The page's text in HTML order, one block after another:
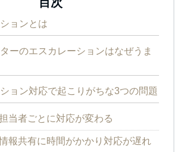
ョンとは
ーのエスカレーションはなぜうま
ョン対応で起こりがちな3つの問題
当者ごとに対応が変わる
報共有に時間がかかり対応が遅れ